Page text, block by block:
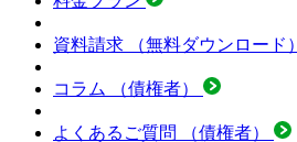
資料請求 （無料ダウンロード）
コラム （債権者）
よくあるご質問 （債権者）